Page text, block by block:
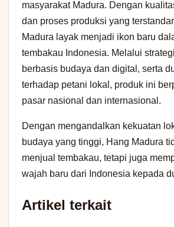
masyarakat Madura. Dengan
dan proses produksi yang
Madura layak menjadi ikon baru
tembakau Indonesia. Melalui
berbasis budaya dan digital, serta
terhadap petani lokal, produk ini
pasar nasional dan internasional.
Dengan mengandalkan kekuatan
budaya yang tinggi, Hang Madura
menjual tembakau, tetapi juga
wajah baru dari Indonesia kepada
Artikel terkait